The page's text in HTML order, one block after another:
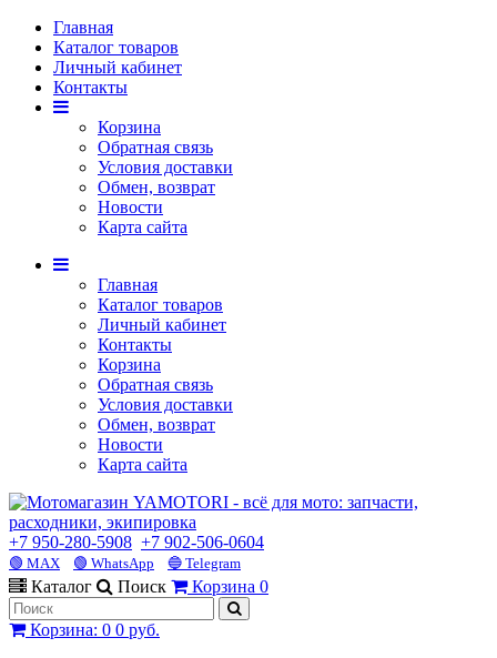
Главная
Каталог товаров
Личный кабинет
Контакты
Корзина
Обратная связь
Условия доставки
Обмен, возврат
Новости
Карта сайта
Главная
Каталог товаров
Личный кабинет
Контакты
Корзина
Обратная связь
Условия доставки
Обмен, возврат
Новости
Карта сайта
+7 950-280-5908 +7 902-506-0604
🟢 MAX 🟢 WhatsApp 🔵 Telegram
Каталог Поиск Корзина 0
Корзина: 0 0 руб.